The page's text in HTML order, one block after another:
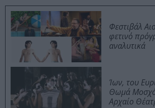
Φεστιβάλ
φετινό
αναλυτικά
Ίων, του
Θωμά
Αρχαίο